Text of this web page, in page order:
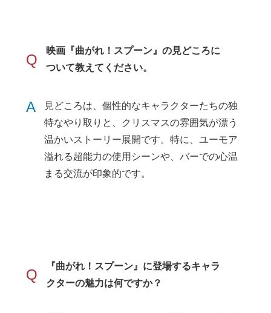
Q
映画『曲がれ！スプーン』の見どころに
ついて教えてください。
A
見どころは、個性的なキャラクターたちの独
特なやり取りと、クリスマスの雰囲気が漂う
温かいストーリー展開です。特に、ユーモア
溢れる超能力の使用シーンや、バーでの心温
まる交流が印象的です。
Q
『曲がれ！スプーン』に登場するキャラ
クターの魅力は何ですか？